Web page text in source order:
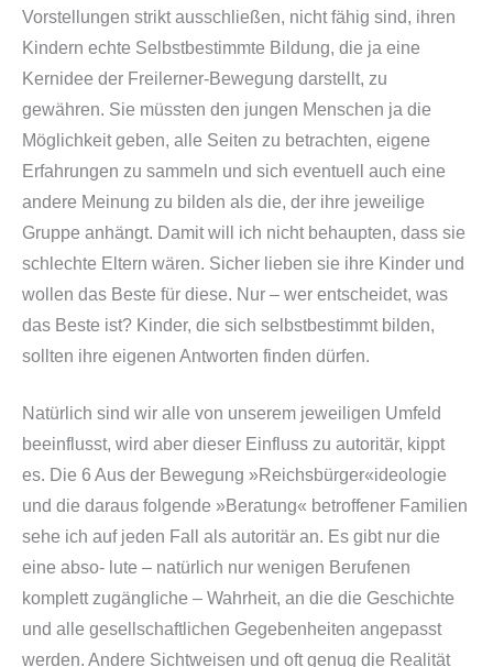
Vorstellungen strikt ausschließen, nicht fähig sind, ihren
Kindern echte Selbstbestimmte Bildung, die ja eine
Kernidee der Freilerner-Bewegung darstellt, zu
gewähren. Sie müssten den jungen Menschen ja die
Möglichkeit geben, alle Seiten zu betrachten, eigene
Erfahrungen zu sammeln und sich eventuell auch eine
andere Meinung zu bilden als die, der ihre jeweilige
Gruppe anhängt. Damit will ich nicht behaupten, dass sie
schlechte Eltern wären. Sicher lieben sie ihre Kinder und
wollen das Beste für diese. Nur – wer entscheidet, was
das Beste ist? Kinder, die sich selbstbestimmt bilden,
sollten ihre eigenen Antworten finden dürfen.
Natürlich sind wir alle von unserem jeweiligen Umfeld
beeinflusst, wird aber dieser Einfluss zu autoritär, kippt
es. Die 6 Aus der Bewegung »Reichsbürger«ideologie
und die daraus folgende »Beratung« betroffener Familien
sehe ich auf jeden Fall als autoritär an. Es gibt nur die
eine abso- lute – natürlich nur wenigen Berufenen
komplett zugängliche – Wahrheit, an die die Geschichte
und alle gesellschaftlichen Gegebenheiten angepasst
werden. Andere Sichtweisen und oft genug die Realität